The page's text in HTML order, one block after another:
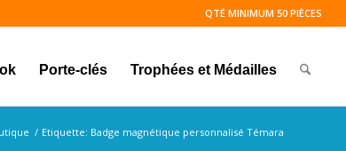
QTÉ MINIMUM 50 PIÈCES
Porte-clés Trophées et Médailles
/ Etiquette: Badge magnétique personnalisé Témara